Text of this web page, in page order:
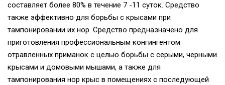
составляет более 80% в течение 7 -11 суток. Средство
также эффективно для борьбы с крысами при
тампонировании их нор. Средство предназначено для
приготовления профессиональным конгингентом
отравленных приманок с целью борьбы с серыми, черными
крысами и домовыми мышами, а также для
тампонирования нор крыс в помещениях с последующей